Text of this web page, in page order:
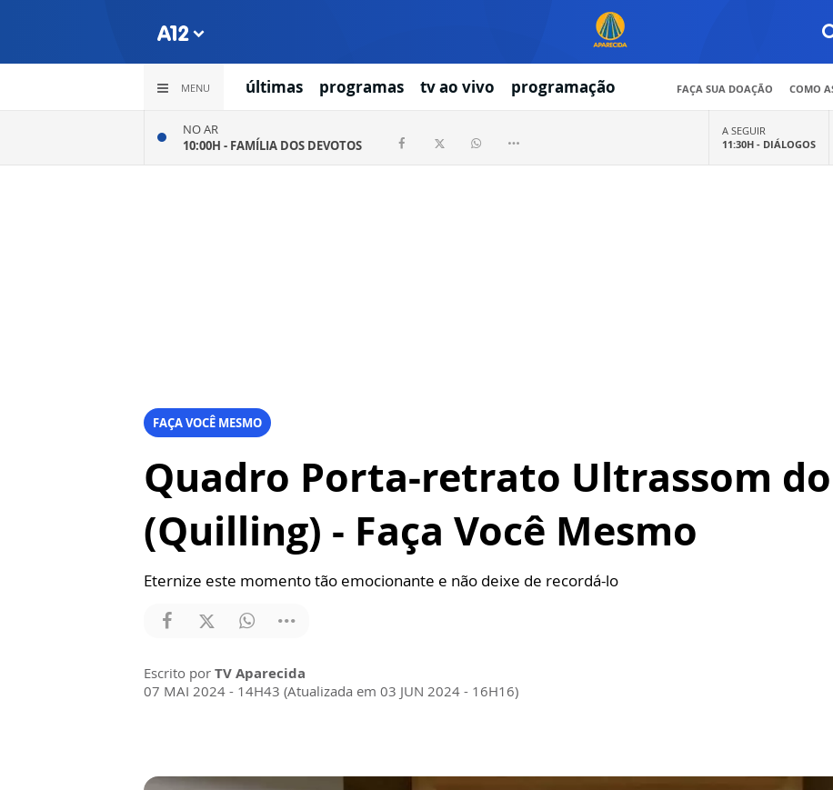
MENU últimas programas tv ao vivo programação FAÇA SUA DOAÇÃO COMO
NO AR
10:00H - FAMÍLIA DOS DEVOTOS
A SEGUIR
11:30H - DIÁLOGOS
FAÇA VOCÊ MESMO
Quadro Porta-retrato Ultrassom
(Quilling) - Faça Você Mesmo
Eternize este momento tão emocionante e não deixe de recordá-lo
Escrito por TV Aparecida
07 MAI 2024 - 14H43 (Atualizada em 03 JUN 2024 - 16H16)